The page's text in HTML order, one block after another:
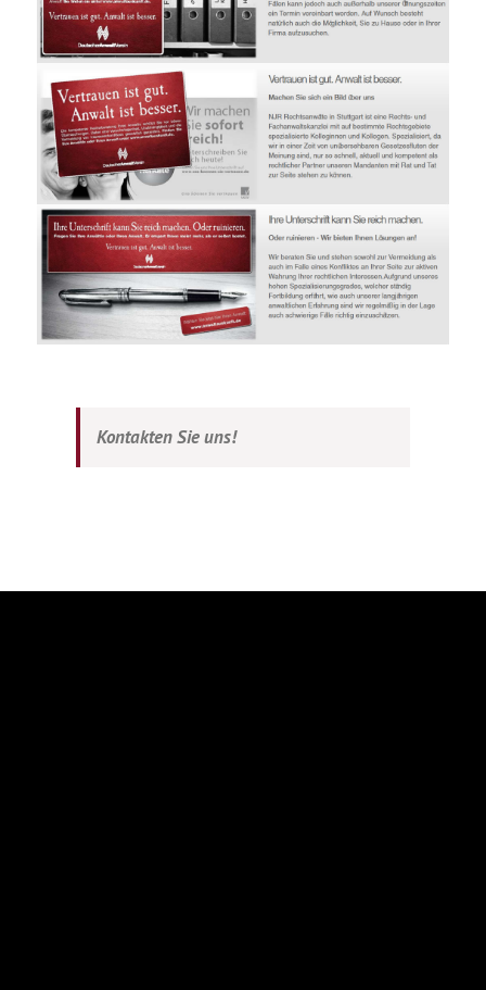
Kontakten Sie uns!